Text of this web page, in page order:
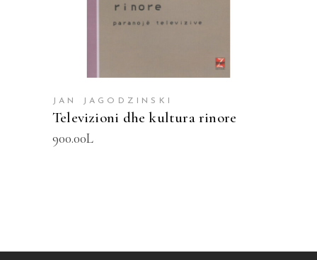
JAN JAGODZINSKI
Televizioni dhe kultura rinore
900.00L